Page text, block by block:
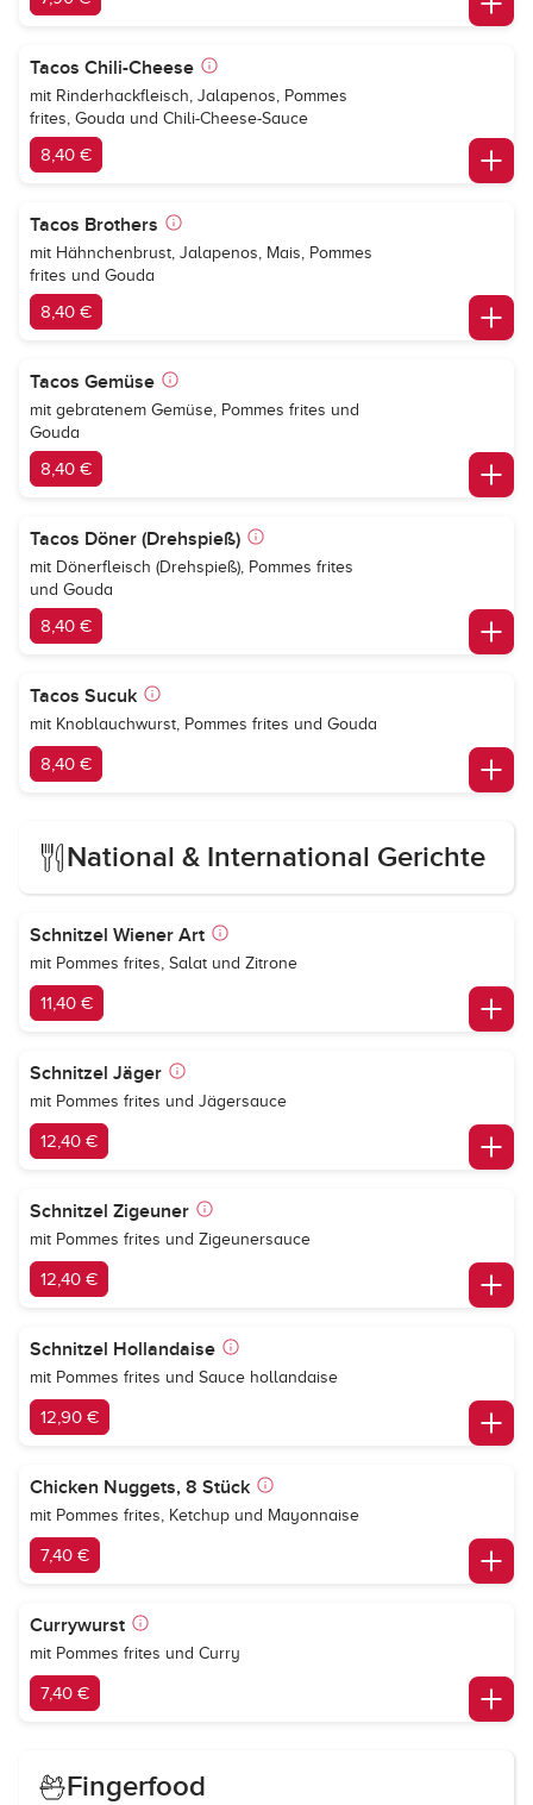
Tacos Chili-Cheese
mit Rinderhackfleisch, Jalapenos, Pommes
frites, Gouda und Chili-Cheese-Sauce
8,40 €
Tacos Brothers
mit Hähnchenbrust, Jalapenos, Mais, Pommes
frites und Gouda
8,40 €
Tacos Gemüse
mit gebratenem Gemüse, Pommes frites und
Gouda
8,40 €
Tacos Döner (Drehspieß)
mit Dönerfleisch (Drehspieß), Pommes frites
und Gouda
8,40 €
Tacos Sucuk
mit Knoblauchwurst, Pommes frites und Gouda
8,40 €
National & International Gerichte
Schnitzel Wiener Art
mit Pommes frites, Salat und Zitrone
11,40 €
Schnitzel Jäger
mit Pommes frites und Jägersauce
12,40 €
Schnitzel Zigeuner
mit Pommes frites und Zigeunersauce
12,40 €
Schnitzel Hollandaise
mit Pommes frites und Sauce hollandaise
12,90 €
Chicken Nuggets, 8 Stück
mit Pommes frites, Ketchup und Mayonnaise
7,40 €
Currywurst
mit Pommes frites und Curry
7,40 €
Fingerfood